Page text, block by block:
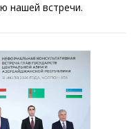
нашей встречи.